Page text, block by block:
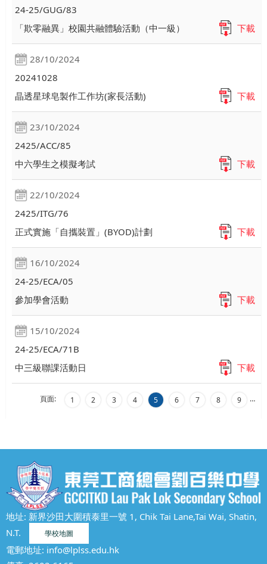
24-25/GUG/83
「欺零融異」校園共融體驗活動（中一級）
下載
28/10/2024
20241028
晶透星球皂製作工作坊(家長活動)
下載
23/10/2024
2425/ACC/85
中六學生之模擬考試
下載
22/10/2024
2425/ITG/76
正式實施「自攜裝置」(BYOD)計劃
下載
16/10/2024
24-25/ECA/05
參加學會活動
下載
15/10/2024
24-25/ECA/71B
中三級聯課活動日
下載
頁面: 1 2 3 4 5 6 7 8 9 …
地址: 新界沙田大圍積泰里一號 1, Chik Tai Lane,Tai Wai, Shatin,
N.T.
學校地圖
電郵地址: info@lplss.edu.hk